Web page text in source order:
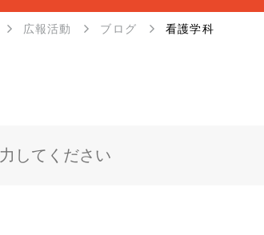
広報活動 ブログ 看護学科